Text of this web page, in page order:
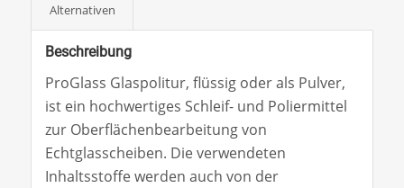
Alternativen
Beschreibung
ProGlass Glaspolitur, flüssig oder als Pulver,
ist ein hochwertiges Schleif- und Poliermittel
zur Oberflächenbearbeitung von
Echtglasscheiben. Die verwendeten
Inhaltsstoffe werden auch von der